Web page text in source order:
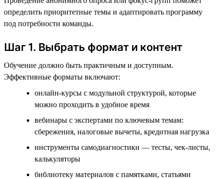
определить приоритетные темы и адаптировать программу
под потребности команды.
Шаг 1. Выбрать формат и контент
Обучение должно быть практичным и доступным.
Эффективные форматы включают:
онлайн-курсы с модульной структурой, которые
можно проходить в удобное время
вебинары с экспертами по ключевым темам:
сбережения, налоговые вычеты, кредитная нагрузка
инструменты самодиагностики — тесты, чек-листы,
калькуляторы
библиотеку материалов с памятками, статьями